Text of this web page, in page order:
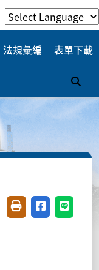
法規彙編 表單下載
友善列印(開新視窗)
分享至臉書(
分享至